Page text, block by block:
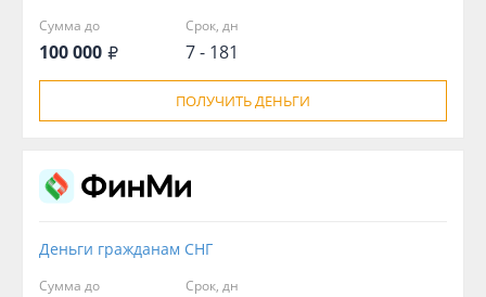
Сумма до
100 000
Срок, дн
7 - 181
ПОЛУЧИТЬ ДЕНЬГИ
Деньги гражданам СНГ
Сумма до Срок, дн